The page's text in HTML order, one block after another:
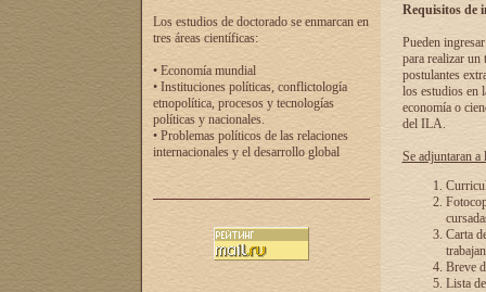
Los estudios de doctorado se enmarcan en
tres áreas científicas:
• Economía mundial
• Instituciones políticas, conflictología
etnopolítica, procesos y tecnologías
políticas y nacionales.
• Problemas políticos de las relaciones
internacionales y el desarrollo global
Requisitos de
Pueden
para realizar un
postulantes
los estudios en
economía o
del ILA.
Se adjuntaran a
Carta
Breve
Lista